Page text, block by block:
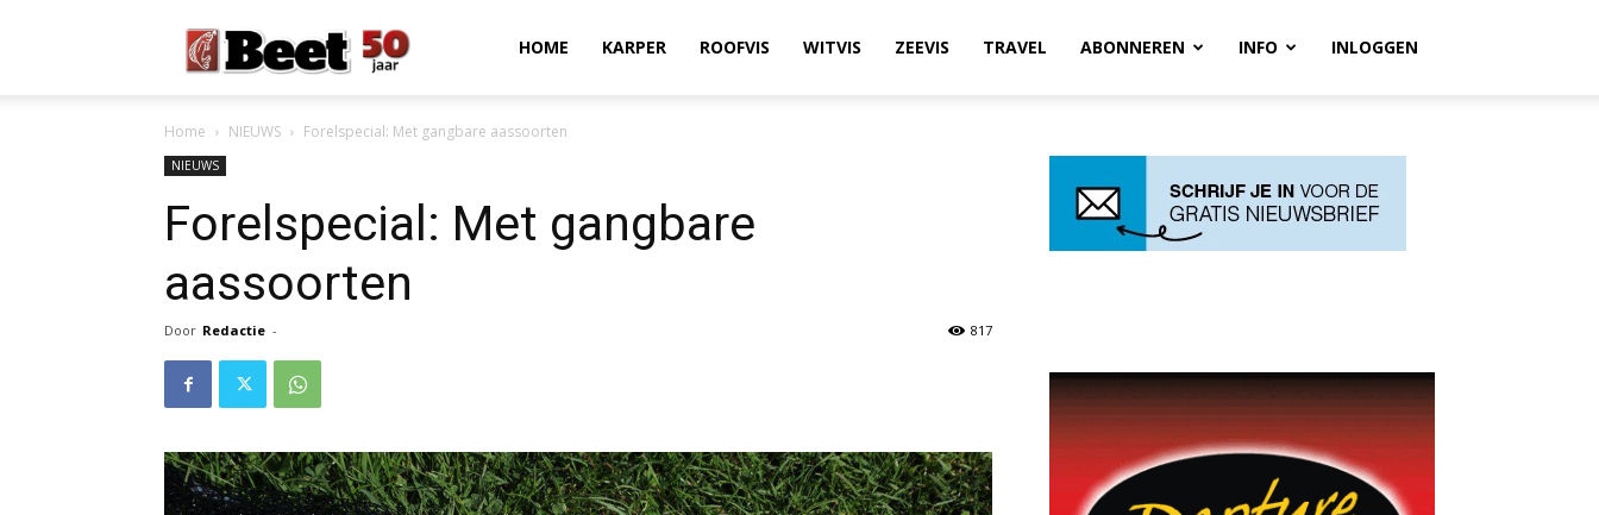
Magazine
HOME KARPER ROOFVIS WITVIS ZEEVIS TRAVEL ABONNEREN INFO INLOGGEN
Home NIEUWS Forelspecial: Met gangbare aassoorten
NIEUWS
Forelspecial: Met gangbare
aassoorten
Door Redactie - 817